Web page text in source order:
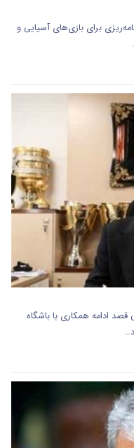
برای بازی‌های آسیایی و
قصد ادامه همکاری با باشگاه